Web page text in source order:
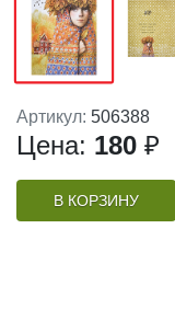
Артикул: 506388
Цена: 180 ₽
В КОРЗИНУ